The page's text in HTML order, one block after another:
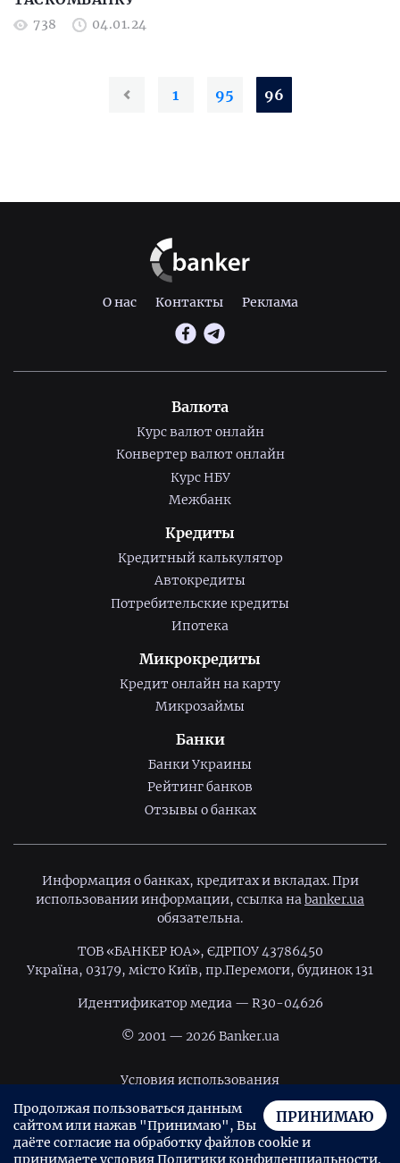
738 04.01.24
1 95 96
О нас Контакты Реклама
Валюта
Курс валют онлайн
Конвертер валют онлайн
Курс НБУ
Межбанк
Кредиты
Кредитный калькулятор
Автокредиты
Потребительские кредиты
Ипотека
Микрокредиты
Кредит онлайн на карту
Микрозаймы
Банки
Банки Украины
Рейтинг банков
Отзывы о банках
Информация о банках, кредитах и вкладах. При
использовании информации, ссылка на banker.ua
обязательна.
ТОВ «БАНКЕР ЮА», ЄДРПОУ 43786450
Україна, 03179, місто Київ, пр.Перемоги, будинок 131
Идентификатор медиа — R30-04626
© 2001 — 2026 Banker.ua
Условия использования
Политика конфиденциальности
Пользовательское соглашение
ПРИНИМАЮ
Продолжая пользоваться данным
сайтом или нажав "Принимаю", Вы
даёте согласие на обработку файлов cookie и
принимаете условияПолитики конфиденциальности.